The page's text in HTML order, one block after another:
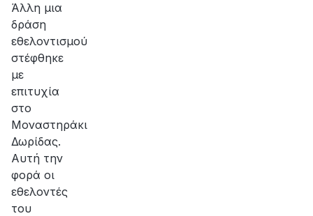
Άλλη μια
δράση
εθελοντισμού
στέφθηκε
με
επιτυχία
στο
Μοναστηράκι
Δωρίδας.
Αυτή την
φορά οι
εθελοντές
του